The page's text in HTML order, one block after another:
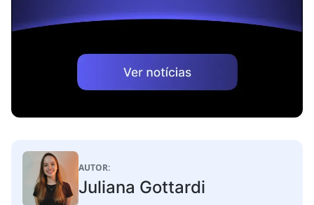
AUTOR:
Juliana Gottardi